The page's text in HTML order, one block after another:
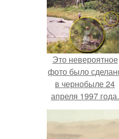
Это невероятное
фото было
в чернобыле 24
апреля 1997 года.